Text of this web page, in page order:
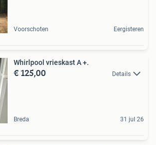
Voorschoten Eergisteren
Whirlpool vrieskast A +.
€ 125,00 Details
Breda 31 jul 26